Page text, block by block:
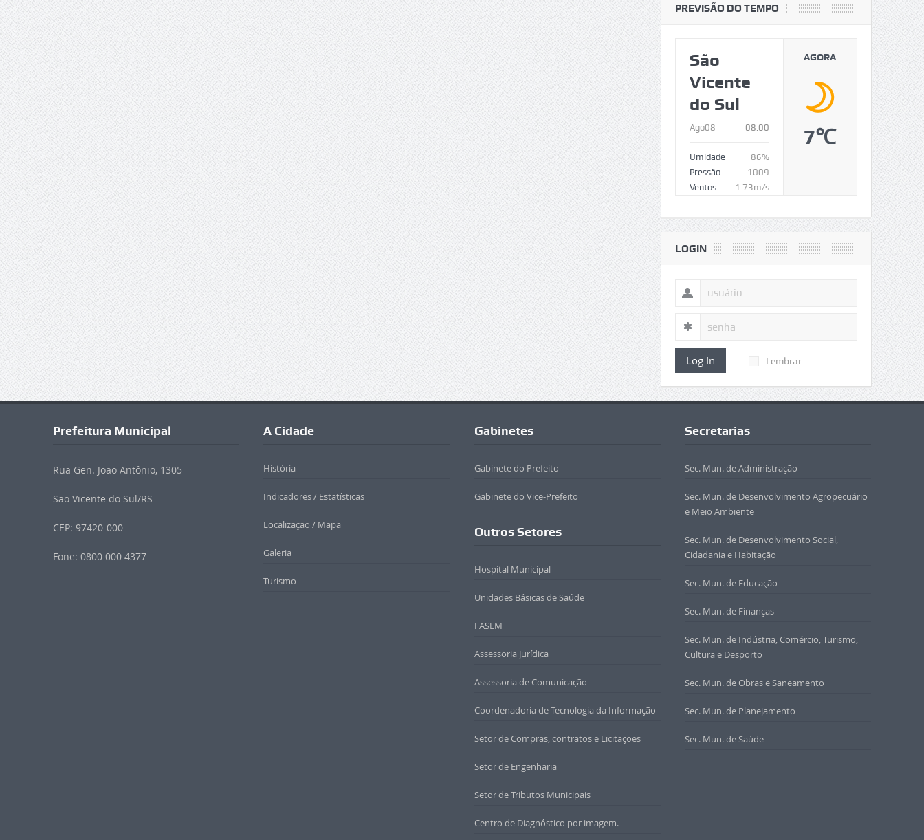
PREVISÃO DO TEMPO
São
Vicente
do Sul
Ago08 08:00
Umidade
86%
Pressão
1009
Ventos
1.73m/s
AGORA
7℃
LOGIN
Log In Lembrar
Prefeitura Municipal
Rua Gen. João Antônio, 1305
São Vicente do Sul/RS
CEP: 97420-000
Fone: 0800 000 4377
A Cidade
História
Indicadores / Estatísticas
Localização / Mapa
Galeria
Turismo
Gabinetes
Gabinete do Prefeito
Gabinete do Vice-Prefeito
Outros Setores
Hospital Municipal
Unidades Básicas de Saúde
FASEM
Assessoria Jurídica
Assessoria de Comunicação
Coordenadoria de Tecnologia da Informação
Setor de Compras, contratos e Licitações
Setor de Engenharia
Setor de Tributos Municipais
Centro de Diagnóstico por imagem.
Secretarias
Sec. Mun. de Administração
Sec. Mun. de Desenvolvimento Agropecuário
e Meio Ambiente
Sec. Mun. de Desenvolvimento Social,
Cidadania e Habitação
Sec. Mun. de Educação
Sec. Mun. de Finanças
Sec. Mun. de Indústria, Comércio, Turismo,
Cultura e Desporto
Sec. Mun. de Obras e Saneamento
Sec. Mun. de Planejamento
Sec. Mun. de Saúde